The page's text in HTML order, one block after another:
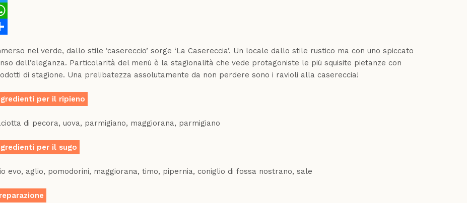
nel verde, dallo stile ‘casereccio’ sorge ‘La Casereccia’. Un locale dallo stile rustico ma con uno spiccato
dell’eleganza. Particolarità del menù è la stagionalità che vede protagoniste le più squisite pietanze con
di stagione. Una prelibatezza assolutamente da non perdere sono i ravioli alla casereccia!
per il ripieno
di pecora, uova, parmigiano, maggiorana, parmigiano
per il sugo
evo, aglio, pomodorini, maggiorana, timo, pipernia, coniglio di fossa nostrano, sale